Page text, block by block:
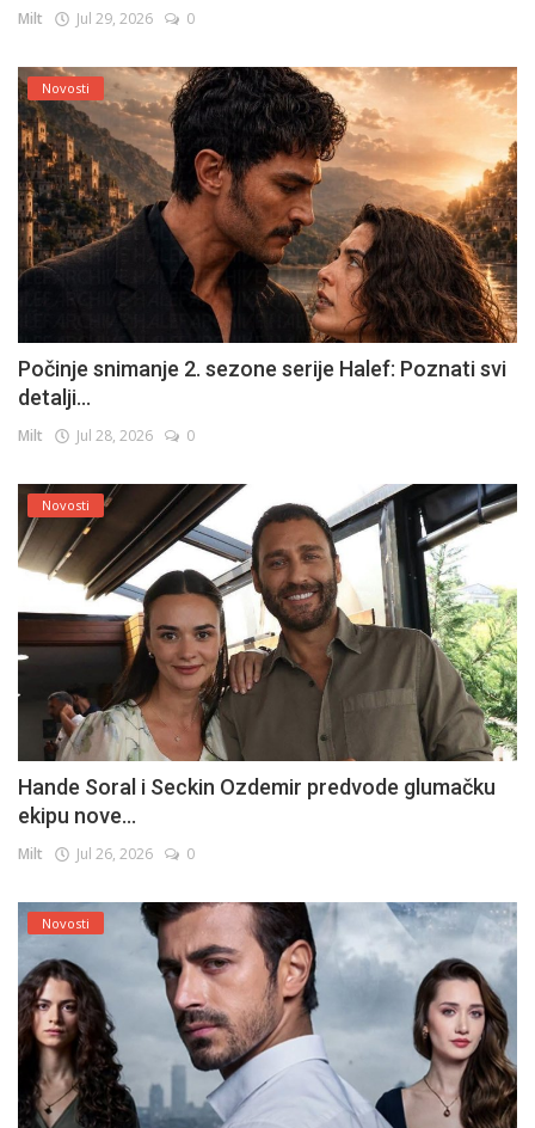
Milt Jul 29, 2026 0
Novosti
Počinje snimanje 2. sezone serije Halef: Poznati svi
detalji...
Milt Jul 28, 2026 0
Novosti
Hande Soral i Seckin Ozdemir predvode glumačku
ekipu nove...
Milt Jul 26, 2026 0
Novosti